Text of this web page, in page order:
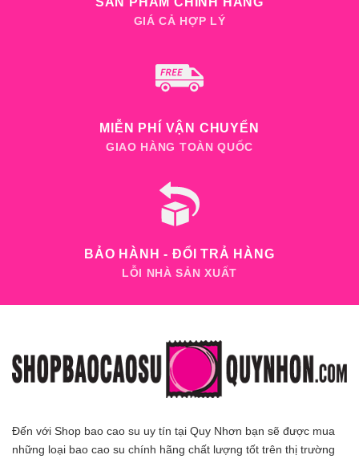
GIÁ CẢ HỢP LÝ
MIỄN PHÍ VẬN CHUYỂN
GIAO HÀNG TOÀN QUỐC
BẢO HÀNH - ĐỔI TRẢ HÀNG
LỖI NHÀ SẢN XUẤT
Đến với Shop bao cao su uy tín tại Quy Nhơn bạn sẽ được mua
những loại bao cao su chính hãng chất lượng tốt trên thị trường